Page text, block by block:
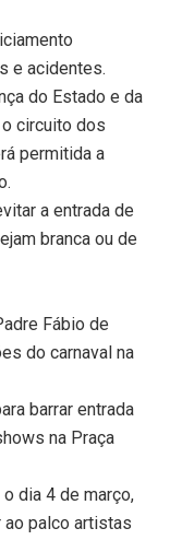
e acidentes.
do Estado e da
circuito dos
permitida a
a entrada de
branca ou de
Fábio de
do carnaval na
barrar entrada
na Praça
dia 4 de março,
ao palco artistas